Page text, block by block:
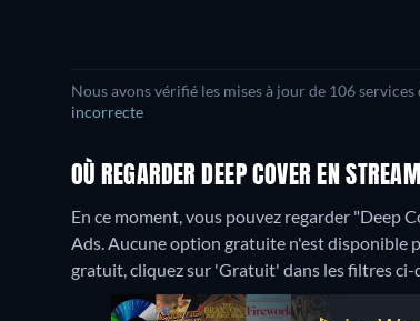
Nous avons vérifié les mises à jour de 106
incorrecte
OÙ REGARDER DEEP COVER EN
En ce moment, vous pouvez regarder "Deep
Ads.Aucune option gratuite n'est disponible
gratuit, cliquez sur 'Gratuit' dans les filtres